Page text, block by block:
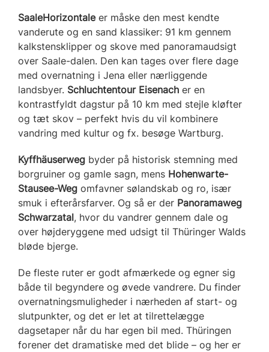
SaaleHorizontaleer måske den mest kendte
vanderute og en sand klassiker: 91 km gennem
kalkstensklipper og skove med panoramaudsigt
over Saale-dalen. Den kan tages over flere dage
med overnatning i Jena eller nærliggende
landsbyer. Schluchtentour Eisenach er en
kontrastfyldt dagstur på 10 km med stejle kløfter
og tæt skov – perfekt hvis du vil kombinere
vandring med kultur og fx. besøge Wartburg.
Kyffhäuserweg byder på historisk stemning med
borgruiner og gamle sagn, mens Hohenwarte-
Stausee-Weg omfavner sølandskab og ro, især
smuk i efterårsfarver. Og så er der Panoramaweg
Schwarzatal, hvor du vandrer gennem dale og
over højderyggene med udsigt til Thüringer Walds
bløde bjerge.
De fleste ruter er godt afmærkede og egner sig
både til begyndere og øvede vandrere. Du finder
overnatningsmuligheder i nærheden af start- og
slutpunkter, og det er let at tilrettelægge
dagsetaper når du har egen bil med. Thüringen
forener det dramatiske med det blide – og her er